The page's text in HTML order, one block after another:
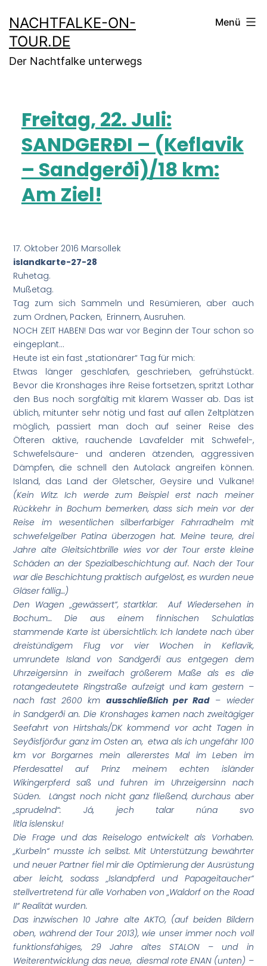
NACHTFALKE-ON-
TOUR.DE
Der Nachtfalke unterwegs
Menü
Freitag, 22. Juli:
SANDGERÐI – (Keflavik
– Sandgerði)/18 km:
Am Ziel!
17. Oktober 2016 Marsollek
islandkarte-27-28
Ruhetag.
Mußetag.
Tag zum sich Sammeln und Resümieren, aber auch
zum Ordnen, Packen, Erinnern, Ausruhen.
NOCH ZEIT HABEN! Das war vor Beginn der Tour schon so
eingeplant…
Heute ist ein fast „stationärer“ Tag für mich:
Etwas länger geschlafen, geschrieben, gefrühstückt.
Bevor die Kronshages ihre Reise fortsetzen, spritzt Lothar
den Bus noch sorgfältig mit klarem Wasser ab. Das ist
üblich, mitunter sehr nötig und fast auf allen Zeltplätzen
möglich, passiert man doch auf seiner Reise des
Öfteren aktive, rauchende Lavafelder mit Schwefel-,
Schwefelsäure- und anderen ätzenden, aggressiven
Dämpfen, die schnell den Autolack angreifen können.
Island, das Land der Gletscher, Geysire und Vulkane!
(Kein Witz: Ich werde zum Beispiel erst nach meiner
Rückkehr in Bochum bemerken, dass sich mein vor der
Reise im wesentlichen silberfarbiger Fahrradhelm mit
schwefelgelber Patina überzogen hat. Meine teure, drei
Jahre alte Gleitsichtbrille wies vor der Tour erste kleine
Schäden an der Spezialbeschichtung auf. Nach der Tour
war die Beschichtung praktisch aufgelöst, es wurden neue
Gläser fällig…)
Den Wagen „gewässert“, startklar: Auf Wiedersehen in
Bochum…
Die aus einem finnischen Schulatlas
stammende Karte ist übersichtlich: Ich landete nach über
dreistündigem Flug vor vier Wochen in Keflavik,
umrundete Island von Sandgerði aus entgegen dem
Uhrzeigersinn in zweifach größerem Maße als es die
rotangedeutete Ringstraße aufzeigt und kam gestern –
nach fast 2600 km ausschließlich per Rad – wieder
in Sandgerði an. Die Kronshages kamen nach zweitägiger
Seefahrt von Hirtshals/DK kommend vor acht Tagen in
Seyðisfjörður ganz im Osten an, etwa als ich ungefähr 100
km vor Borgarnes mein allererstes Mal im Leben im
Pferdesattel auf Prinz meinem echten isländer
Wikingerpferd saß und fuhren im Uhrzeigersinn nach
Süden.
Längst noch nicht ganz fließend, durchaus aber
„sprudelnd“: Já, jech talar núna svo
litla íslensku!
Die Frage und das Reiselogo entwickelt als Vorhaben.
„Kurbeln“ musste ich selbst. Mit Unterstützung bewährter
und neuer Partner fiel mir die Optimierung der Ausrüstung
aber leicht, sodass „Islandpferd und Papageitaucher“
stellvertretend für alle Vorhaben von „Waldorf on the Road
II“ Realität wurden.
Das inzwischen 10 Jahre alte AKTO, (auf beiden Bildern
oben, während der Tour 2013), wie unser immer noch voll
funktionsfähiges, 29 Jahre altes STALON – und in
Weiterentwicklung das neue, diesmal rote ENAN (unten) –